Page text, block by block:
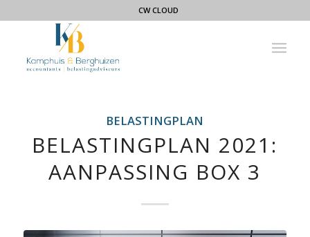
CW CLOUD
BELASTINGPLAN
BELASTINGPLAN 2021:
AANPASSING BOX 3